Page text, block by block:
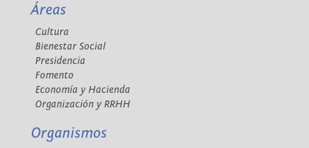
Áreas
Cultura
Bienestar Social
Presidencia
Fomento
Economía y Hacienda
Organización y RRHH
Organismos